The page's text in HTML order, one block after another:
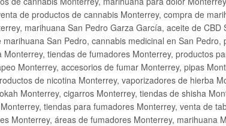
de productos de cannabis Monterrey, compra de
marihuana San Pedro Garza García, aceite de
San Pedro, cannabis medicinal en San
tiendas de fumadores Monterrey, productos
Monterrey, accesorios de fumar Monterrey, pipas
de nicotina Monterrey, vaporizadores de hierba
Monterrey, cigarros Monterrey, tiendas de shisha
tiendas para fumadores Monterrey, venta de
Monterrey, áreas de fumadores Monterrey, marihuana